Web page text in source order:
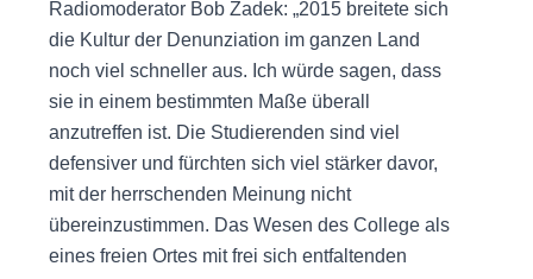
Radiomoderator Bob Zadek: „2015 breitete sich
die Kultur der Denunziation im ganzen Land
noch viel schneller aus. Ich würde sagen, dass
sie in einem bestimmten Maße überall
anzutreffen ist. Die Studierenden sind viel
defensiver und fürchten sich viel stärker davor,
mit der herrschenden Meinung nicht
übereinzustimmen. Das Wesen des College als
eines freien Ortes mit frei sich entfaltenden